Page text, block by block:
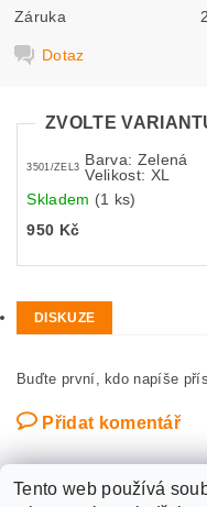
Záruka
Dotaz
ZVOLTE
3501/ZEL3 Barva: Zelená
Velikost: XL
Skladem (1 ks)
950 Kč
DISKUZE
Buďte první, kdo napíše
Přidat komentář
Tento web používá